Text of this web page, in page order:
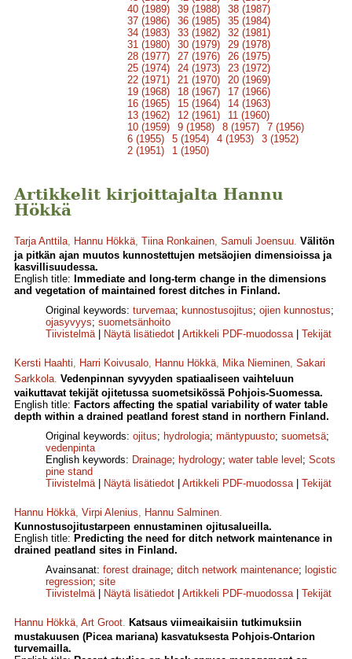
40 (1989)
39 (1988)
38 (1987)
37 (1986)
36 (1985)
35 (1984)
34 (1983)
33 (1982)
32 (1981)
31 (1980)
30 (1979)
29 (1978)
28 (1977)
27 (1976)
26 (1975)
25 (1974)
24 (1973)
23 (1972)
22 (1971)
21 (1970)
20 (1969)
19 (1968)
18 (1967)
17 (1966)
16 (1965)
15 (1964)
14 (1963)
13 (1962)
12 (1961)
11 (1960)
10 (1959)
9 (1958) 8 (1957)
7 (1956)
6 (1955)
5 (1954) 4 (1953)
3 (1952)
2 (1951)
1 (1950)
Artikkelit kirjoittajalta Hannu
Hökkä
Tarja Anttila, Hannu Hökkä, Tiina Ronkainen, Samuli Joensuu. Välitön
ja pitkän ajan muutos kunnostettujen metsäojien dimensioissa ja
kasvillisuudessa.
English title: Immediate and long-term change in the dimensions
and vegetation of maintained forest ditches in Finland.
Original keywords: turvemaa; kunnostusojitus; ojien kunnostus;
ojasyvyys; suometsänhoito
Tiivistelmä| Näytä lisätiedot Artikkeli PDF-muodossa| Tekijät
Kersti Haahti, Harri Koivusalo, Hannu Hökkä, Mika Nieminen, Sakari
Sarkkola. Vedenpinnan syvyyden spatiaaliseen vaihteluun
vaikuttavat tekijät ojitetussa suometsikössä Pohjois-Suomessa.
English title: Factors affecting the spatial variability of water table
depth within a drained peatland forest stand in northern Finland.
Original keywords: ojitus; hydrologia; mäntypuusto; suometsä;
vedenpinta
English keywords: Drainage; hydrology; water table level ; Scots
pine stand
Tiivistelmä| Näytä lisätiedot Artikkeli PDF-muodossa| Tekijät
Hannu Hökkä, Virpi Alenius, Hannu Salminen.
Kunnostusojitustarpeen ennustaminen ojitusalueilla.
English title: Predicting the need for ditch network maintenance in
drained peatland sites in Finland.
Avainsanat: forest drainage; ditch network maintenance; logistic
regression; site
Tiivistelmä| Näytä lisätiedot Artikkeli PDF-muodossa| Tekijät
Hannu Hökkä, Art Groot. Katsaus viimeaikaisiin tutkimuksiin
mustakuusen (Picea mariana) kasvatuksesta Pohjois-Ontarion
turvemailla.